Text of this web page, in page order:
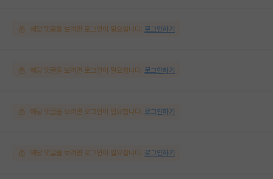
해당 댓글을 보려면 로그인이 필요합니다. 로그인하기
해당 댓글을 보려면 로그인이 필요합니다. 로그인하기
해당 댓글을 보려면 로그인이 필요합니다. 로그인하기
해당 댓글을 보려면 로그인이 필요합니다. 로그인하기